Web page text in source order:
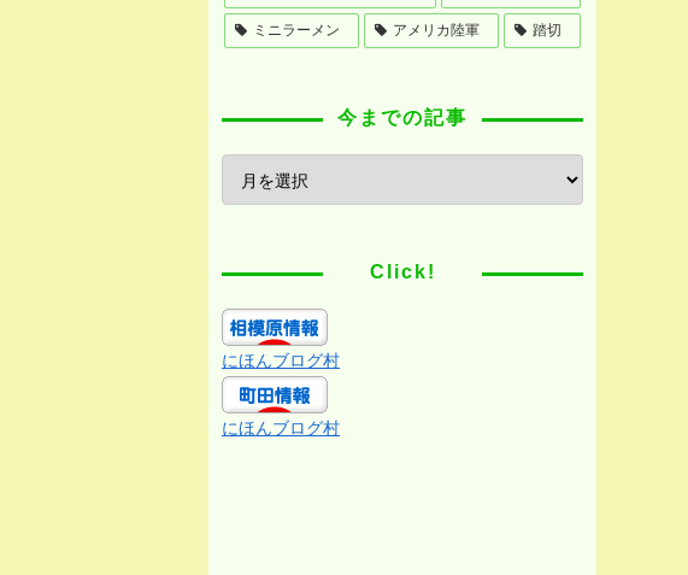
ミニラーメン アメリカ陸軍 踏切
今までの記事
Click!
にほんブログ村
にほんブログ村